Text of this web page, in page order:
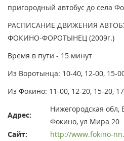
пригородный автобус до села
РАСПИСАНИЕ ДВИЖЕНИЯ
ФОКИНО-ФОРОТЫНЕЦ (2009г.)
Время в пути - 15 минут
Из Воротынца: 10-40, 12-00, 15-
Из Фокино: 11-00, 12-20, 15-20,
Адрес:
Нижегородская обл,
Фокино, ул Мира 20
Сайт:
http://www.fokino-